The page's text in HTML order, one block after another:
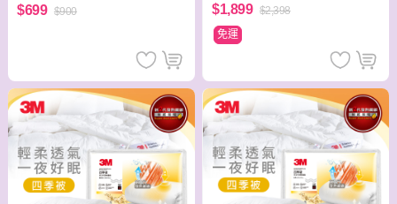
$699 $900 $1,899 $2,398
免運